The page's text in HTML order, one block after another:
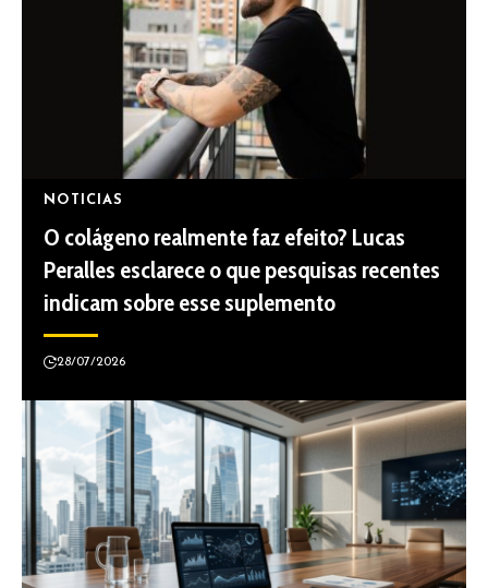
NOTICIAS
O colágeno realmente faz efeito? Lucas
Peralles esclarece o que pesquisas recentes
indicam sobre esse suplemento
28/07/2026